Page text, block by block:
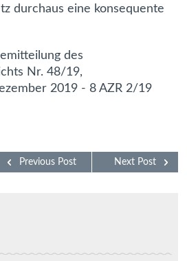
durchaus eine konsequente
des
Nr. 48/19,
2019 - 8 AZR 2/19
Next Post
Previous Post